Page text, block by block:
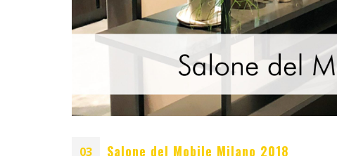
03 Salone del Mobile Milano 2018
13/07/2026
Inspiracija bez granica:
Pogledajte kako Lamello spaja i
najzahtjevnije kutove